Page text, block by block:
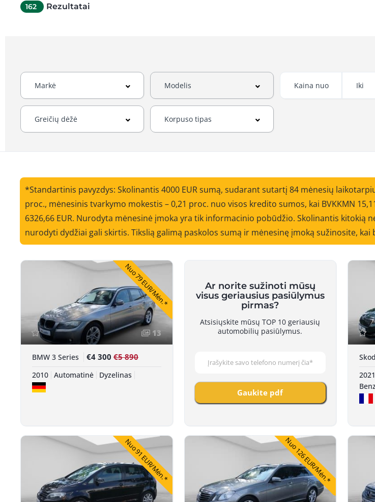
162 Rezultatai
*Standartinis pavyzdys: Skolinantis 4000 EUR sumą, sudarant sutartį 84 mėnesių
proc., mėnesinis tvarkymo mokestis – 0,21 proc. nuo visos kredito sumos, kai BVKKMN
6326,66 EUR. Nurodyta mėnesinė įmoka yra tik informacinio pobūdžio. Skolinantis kitokią
nurodyti dydžiai gali skirtis. Tikslią galimą paskolos sumą ir mėnesinę įmoką sužinosite, kai
Nuo 79 EUR/Mėn.*
13
BMW 3 Series €4 300 €5 890
2010 Automatinė Dyzelinas
Ar norite sužinoti mūsų
visus geriausius pasiūlymus
pirmas?
Atsisiųskite mūsų TOP 10 geriausių
automobilių pasiūlymus.
Gaukite pdf
2021
Nuo 91 EUR/Mėn.* Nuo 126 EUR/Mėn.*